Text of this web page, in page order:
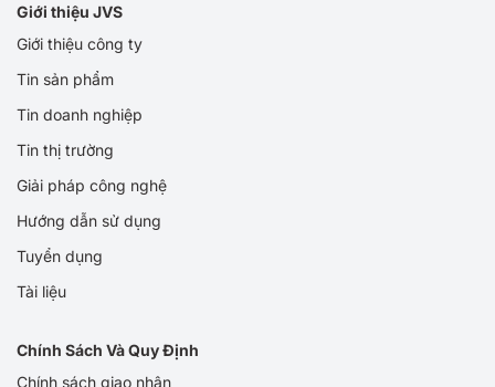
Giới thiệu JVS
Giới thiệu công ty
Tin sản phẩm
Tin doanh nghiệp
Tin thị trường
Giải pháp công nghệ
Hướng dẫn sử dụng
Tuyển dụng
Tài liệu
Chính Sách Và Quy Định
Chính sách giao nhận